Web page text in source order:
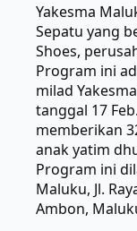
Yakesma
Sepatu yang
Shoes,
Program ini
milad
tanggal 17
memberikan
anak yatim
Program ini
Maluku, Jl.
Ambon,